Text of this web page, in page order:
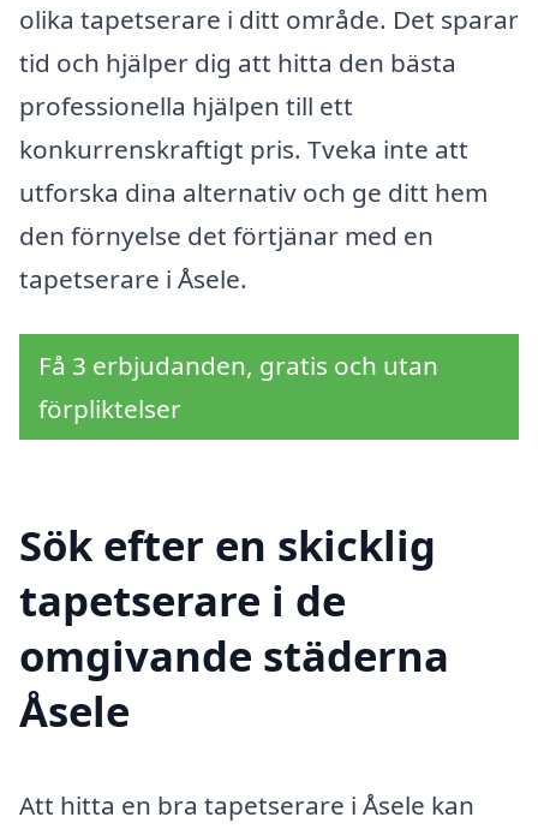
olika tapetserare i ditt område. Det sparar
tid och hjälper dig att hitta den bästa
professionella hjälpen till ett
konkurrenskraftigt pris. Tveka inte att
utforska dina alternativ och ge ditt hem
den förnyelse det förtjänar med en
tapetserare i Åsele.
Få 3 erbjudanden, gratis och utan
förpliktelser
Sök efter en skicklig
tapetserare i de
omgivande städerna
Åsele
Att hitta en bra tapetserare i Åsele kan